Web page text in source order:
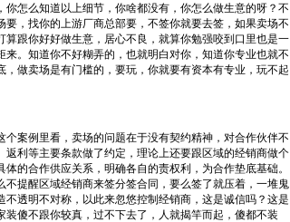
怎么知道以上细节，你啥都没有，你怎么做生意的呀？不
，找你的上游厂商总部要，不签你就要去签，如果卖场不
跟你好好做生意，居心不良，就算你勉强咬到口里也是一
。知道你不好糊弄的，也就明白对你，知道你专业也就不
做卖场是有门槛的，要玩，你就要有资本有专业，玩不起
案例里看，卖场的问题在于没有契约精神，对合作伙伴不
利等主要条款做了约定，理论上还要跟区域的经销商做个
的合作供应关系，明确各自的责权利，为合作垫底基础。
提醒区域经销商来签分签合同，要么签了就压着，一堆鬼
透明不对称，以此来忽悠控制经销商，这是诚信吗？这是
傻不跟你较真，过不下去了，人就揭竿而起，傻都不装